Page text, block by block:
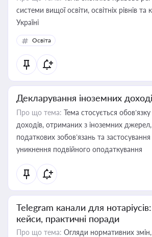
системи вищої освіти, освітніх рівнів та
Україні
Освіта
Декларування іноземних
Про що тема: Тема стосується
доходів, отриманих з іноземних
податкових зобов’язань та
уникнення подвійного оподаткування
Telegram канали для
кейси, практичні поради
Про що тема: Огляди нормативних